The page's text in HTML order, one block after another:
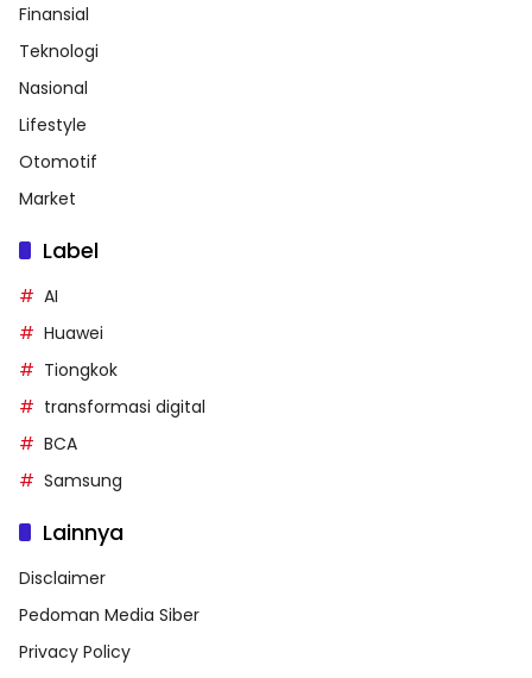
Finansial
Teknologi
Nasional
Lifestyle
Otomotif
Market
Label
AI
Huawei
Tiongkok
transformasi digital
BCA
Samsung
Lainnya
Disclaimer
Pedoman Media Siber
Privacy Policy